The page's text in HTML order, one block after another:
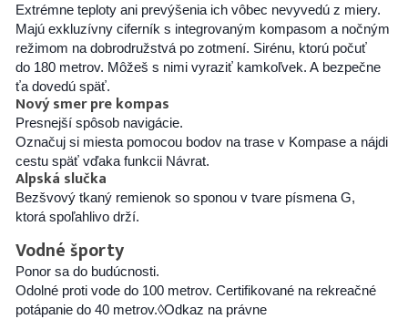
Extrémne teploty ani prevýšenia ich vôbec nevyvedú z miery.
Majú exkluzívny ciferník s integrovaným kompasom a nočným
režimom na dobrodružstvá po zotmení. Sirénu, ktorú počuť
do 180 metrov. Môžeš s nimi vyraziť kamkoľvek. A bezpečne
ťa dovedú späť.
Nový smer pre kompas
Presnejší spôsob navigácie.
Označuj si miesta pomocou bodov na trase v Kompase a nájdi
cestu späť vďaka funkcii Návrat.
Alpská slučka
Bezšvový tkaný remienok so sponou v tvare písmena G,
ktorá spoľahlivo drží.
Vodné športy
Ponor sa do budúcnosti.
Odolné proti vode do 100 metrov. Certifikované na rekreačné
potápanie do 40 metrov.◊Odkaz na právne